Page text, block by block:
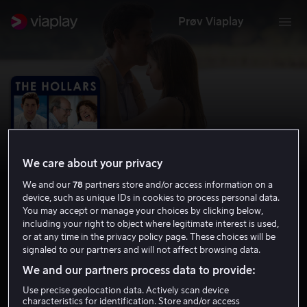
Prøv Viaplay
The Hollars
6.6 Komedie 2016 1 t 24 min
6 år
HD
We care about your privacy
We and our78 partners store and/or access information on a
device, such as unique IDs in cookies to process personal data.
You may accept or manage your choices by clicking below,
including your right to object where legitimate interest is used,
or at any time in the privacy policy page. These choices will be
signaled to our partners and will not affect browsing data.
We and our partners process data to provide:
Use precise geolocation data. Actively scan device
characteristics for identification. Store and/or access